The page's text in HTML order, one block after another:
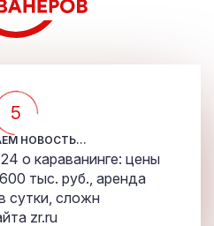
5
НОВОСТЬ...
о караванинге: цены
тыс. руб., аренда
сутки, сложн
zr.ru